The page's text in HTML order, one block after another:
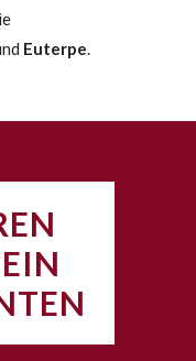
Euterpe.